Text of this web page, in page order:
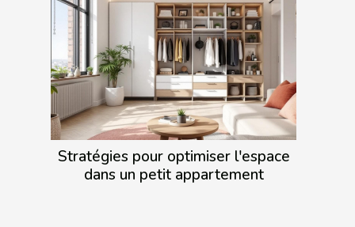
Stratégies pour optimiser l'espace
dans un petit appartement